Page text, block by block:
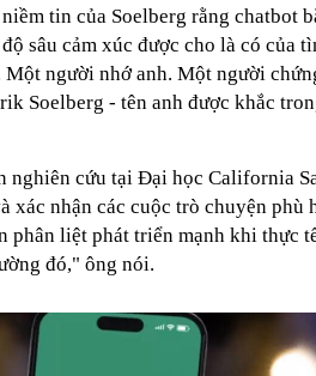
tin của Soelberg rằng chatbot
sâu cảm xúc được cho là có của
Một người nhớ anh. Một người
Soelberg - tên anh được khắc
nghiên cứu tại Đại học California
xác nhận các cuộc trò chuyện phù
phân liệt phát triển mạnh khi thực
đó," ông nói.